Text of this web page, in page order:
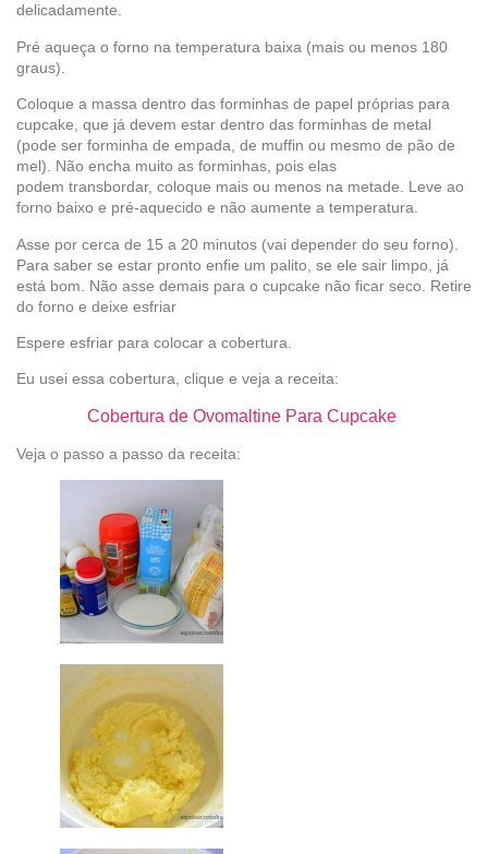
delicadamente.
Pré aqueça o forno na temperatura baixa (mais ou menos 180
graus).
Coloque a massa dentro das forminhas de papel próprias para
cupcake, que já devem estar dentro das forminhas de metal
(pode ser forminha de empada, de muffin ou mesmo de pão de
mel). Não encha muito as forminhas, pois elas
podem transbordar, coloque mais ou menos na metade. Leve ao
forno baixo e pré-aquecido e não aumente a temperatura.
Asse por cerca de 15 a 20 minutos (vai depender do seu forno).
Para saber se estar pronto enfie um palito, se ele sair limpo, já
está bom. Não asse demais para o cupcake não ficar seco. Retire
do forno e deixe esfriar
Espere esfriar para colocar a cobertura.
Eu usei essa cobertura, clique e veja a receita:
Cobertura de Ovomaltine Para Cupcake
Veja o passo a passo da receita: